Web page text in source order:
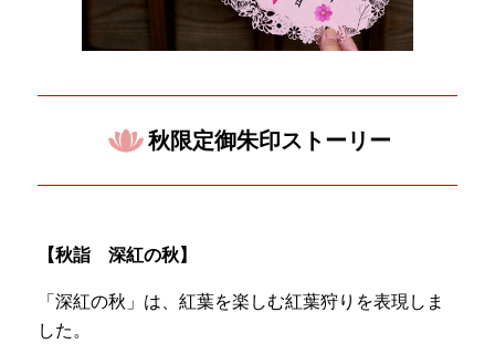
秋限定御朱印ストーリー
【秋詣深紅の秋】
「深紅の秋」は、紅葉を楽しむ紅葉狩りを表現しま
した。